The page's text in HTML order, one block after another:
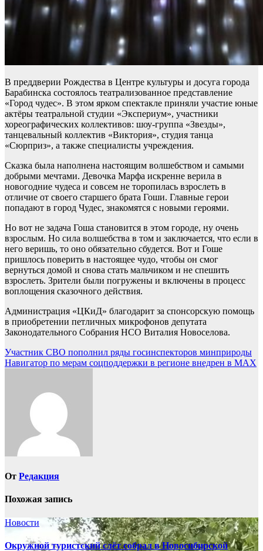
В преддверии Рождества в Центре культуры и досуга города
Барабинска состоялось театрализованное представление
«Город чудес». В этом ярком спектакле приняли участие юные
актёры театральной студии «Экспериум», участники
хореографических коллективов: шоу-группа «Звезды»,
танцевальный коллектив «Виктория», студия танца
«Сюрприз», а также специалисты учреждения.
Сказка была наполнена настоящим волшебством и самыми
добрыми мечтами. Девочка Марфа искренне верила в
новогодние чудеса и совсем не торопилась взрослеть в
отличие от своего старшего брата Гоши. Главные герои
попадают в город Чудес, знакомятся с новыми героями.
Но вот не задача Гоша становится в этом городе, ну очень
взрослым. Но сила волшебства в том и заключается, что если в
него веришь, то оно обязательно сбудется. Вот и Гоше
пришлось поверить в настоящее чудо, чтобы он смог
вернуться домой и снова стать мальчиком и не спешить
взрослеть. Зрители были погружены и включены в процесс
воплощения сказочного действия.
Администрация «ЦКиД» благодарит за спонсорскую помощь
в приобретении петличных микрофонов депутата
Законодательного Собрания НСО Виталия Новоселова.
Навигация
по
Участник СВО пополнил ряды госинспекторов минприроды
Навигатор по мерам соцподдержки в регионе внедрен в MAX
От Редакция
Похожая запись
Новости
Окружной туристский слёт собрал в Новосибирской